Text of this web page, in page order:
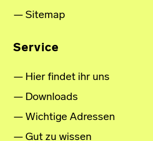
Sitemap
Service
Hier findet ihr uns
Downloads
Wichtige Adressen
Gut zu wissen